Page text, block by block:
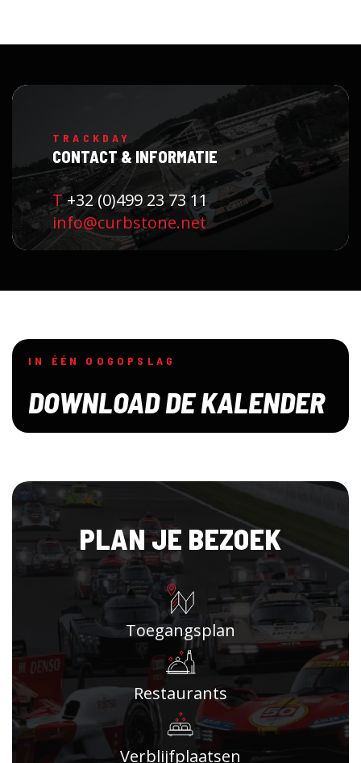
TRACKDAY
CONTACT & INFORMATIE
T+32 (0)499 23 73 11
info@curbstone.net
IN ÉÉN OOGOPSLAG
DOWNLOAD DE KALENDER
PLAN JE BEZOEK
Toegangsplan
Restaurants
Verblijfplaatsen